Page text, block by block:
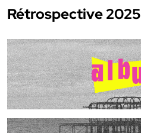
Rétrospective 2025